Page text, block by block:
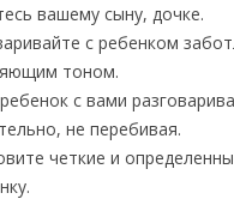
вашему сыну, дочке.
с ребенком
тоном.
с вами
не перебивая.
четкие и